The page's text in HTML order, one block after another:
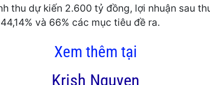
thu dự kiến 2.600 tỷ đồng, lợi nhuận sau
và 66% các mục tiêu đề ra.
Xem thêm tại
Krish Nguyen